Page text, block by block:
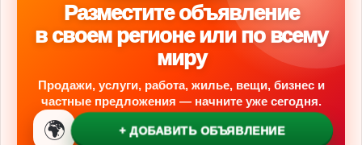
Разместите объявление
в своем регионе или по всему
миру
Продажи, услуги, работа, жилье, вещи, бизнес и
частные предложения — начните уже сегодня.
🌍 + ДОБАВИТЬ ОБЪЯВЛЕНИЕ